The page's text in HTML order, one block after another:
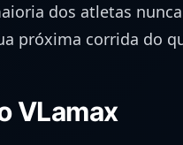
dos atletas
próxima corrida do
VLamax